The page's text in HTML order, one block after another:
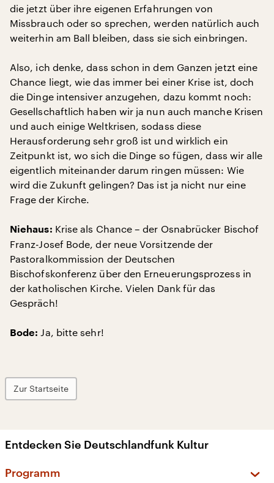
die jetzt über ihre eigenen Erfahrungen von
Missbrauch oder so sprechen, werden natürlich auch
weiterhin am Ball bleiben, dass sie sich einbringen.
Also, ich denke, dass schon in dem Ganzen jetzt eine
Chance liegt, wie das immer bei einer Krise ist, doch
die Dinge intensiver anzugehen, dazu kommt noch:
Gesellschaftlich haben wir ja nun auch manche Krisen
und auch einige Weltkrisen, sodass diese
Herausforderung sehr groß ist und wirklich ein
Zeitpunkt ist, wo sich die Dinge so fügen, dass wir alle
eigentlich miteinander darum ringen müssen: Wie
wird die Zukunft gelingen? Das ist ja nicht nur eine
Frage der Kirche.
Niehaus: Krise als Chance – der Osnabrücker Bischof
Franz-Josef Bode, der neue Vorsitzende der
Pastoralkommission der Deutschen
Bischofskonferenz über den Erneuerungsprozess in
der katholischen Kirche. Vielen Dank für das
Gespräch!
Bode: Ja, bitte sehr!
Zur Startseite
Entdecken Sie Deutschlandfunk Kultur
Programm